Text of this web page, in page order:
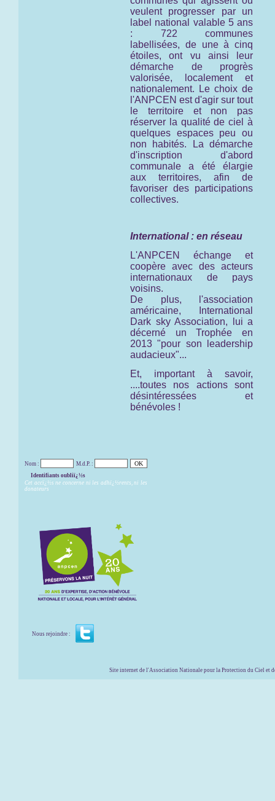
veulent progresser par un
label national valable 5 ans
: 722 communes
labellisées, de une à cinq
étoiles, ont vu ainsi leur
démarche de progrès
valorisée, localement et
nationalement. Le choix de
l'ANPCEN est d'agir sur tout
le territoire et non pas
réserver la qualité de ciel à
quelques espaces peu ou
non habités. La démarche
d'inscription d'abord
communale a été élargie
aux territoires, afin de
favoriser des participations
collectives.
International : en réseau
L'ANPCEN échange et
coopère avec des acteurs
internationaux de pays
voisins.
De plus, l'association
américaine,
International
Dark sky Association,
lui a
décerné un Trophée en
2013 "pour son leadership
audacieux"...
Et, important à savoir,
....toutes nos actions sont
désintéressées et
bénévoles !
Nom :
M.d.P. :
Identifiants oubliï¿½s
Cet accï¿½s ne concerne ni les adhï¿½rents, ni les
donateurs
Nous rejoindre :
Site internet de l'Association Nationale pour la Protection du Ciel et de